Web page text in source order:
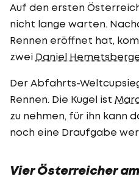
Auf den ersten
nicht lange warten.
Rennen eröffnet hat,
zwei Daniel
Der Abfahrts-
Rennen. Die Kugel ist
zu nehmen, für ihn kann
noch eine Draufgabe
Vier Österreicher